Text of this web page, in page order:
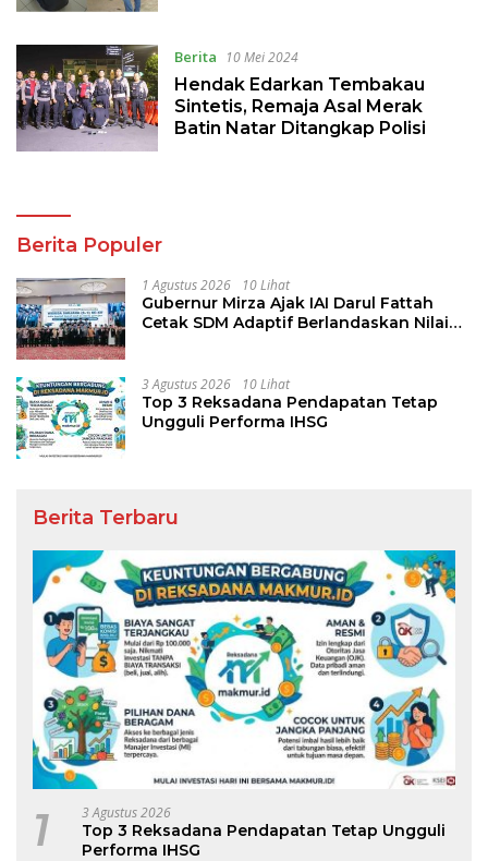
Berita 10 Mei 2024
Hendak Edarkan Tembakau
Sintetis, Remaja Asal Merak
Batin Natar Ditangkap Polisi
Berita Populer
1 Agustus 2026 10 Lihat
Gubernur Mirza Ajak IAI Darul Fattah
Cetak SDM Adaptif Berlandaskan Nilai
3 Agustus 2026 10 Lihat
Top 3 Reksadana Pendapatan Tetap
Ungguli Performa IHSG
Berita Terbaru
1 3 Agustus 2026
Top 3 Reksadana Pendapatan Tetap Ungguli
Performa IHSG